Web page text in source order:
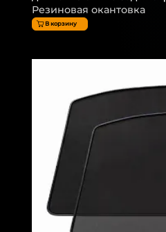
Резиновая окантовка
В корзину